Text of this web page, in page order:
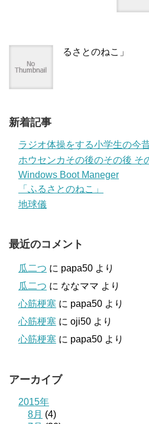
るさとのねこ」
新着記事
ラジオ体操をする小学生の今
ホウセンカその後のその後 そ
Windows Boot Maneger
「ふるさとのねこ」
地球儀
最近のコメント
瓜二つ に papa50 より
瓜二つ に ななママ より
心筋梗塞 に papa50 より
心筋梗塞 に oji50 より
心筋梗塞 に papa50 より
アーカイブ
2015年
8月 (4)